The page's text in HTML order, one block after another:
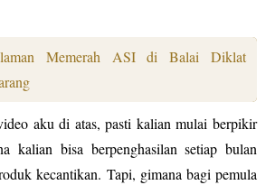
Memerah ASI di Balai Diklat
aku di atas, pasti kalian mulai berpikir
kalian bisa berpenghasilan setiap bulan
kecantikan. Tapi, gimana bagi pemula